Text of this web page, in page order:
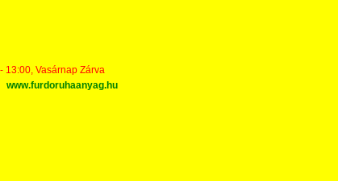
13:00, Vasárnap Zárva
www.furdoruhaanyag.hu